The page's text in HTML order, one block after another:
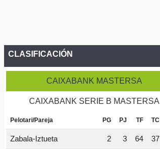
CLASIFICACIÓN
CAIXABANK MASTERSA
CAIXABANK SERIE B MASTERSA
Pelotari/Pareja PG PJ TF TC
Zabala-Iztueta 2 3 64 37